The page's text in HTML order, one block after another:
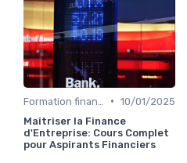
• 10/01/2025
Maîtriser la Finance
d'Entreprise: Cours Complet
pour Aspirants Financiers